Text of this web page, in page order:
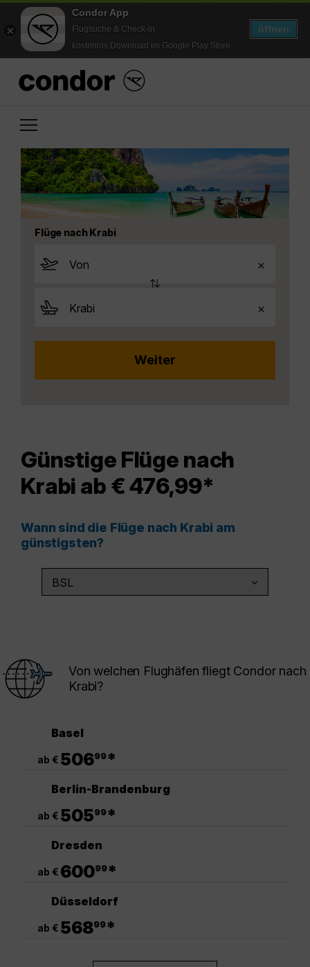
Condor App
Flugsuche & Check-in
kostenlos Download im Google Play Store
öffnen
Flüge nach Krabi
Günstige Flüge nach
Krabi ab € 476,99*
Wann sind die Flüge nach Krabi am
günstigsten?
Von welchen Flughäfen fliegt Condor nach
Krabi?
Basel
ab € 50699*
Berlin-Brandenburg
ab € 50599*
Dresden
ab € 60099*
Düsseldorf
ab € 56899*